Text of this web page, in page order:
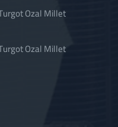
Ozal Millet
Ozal Millet